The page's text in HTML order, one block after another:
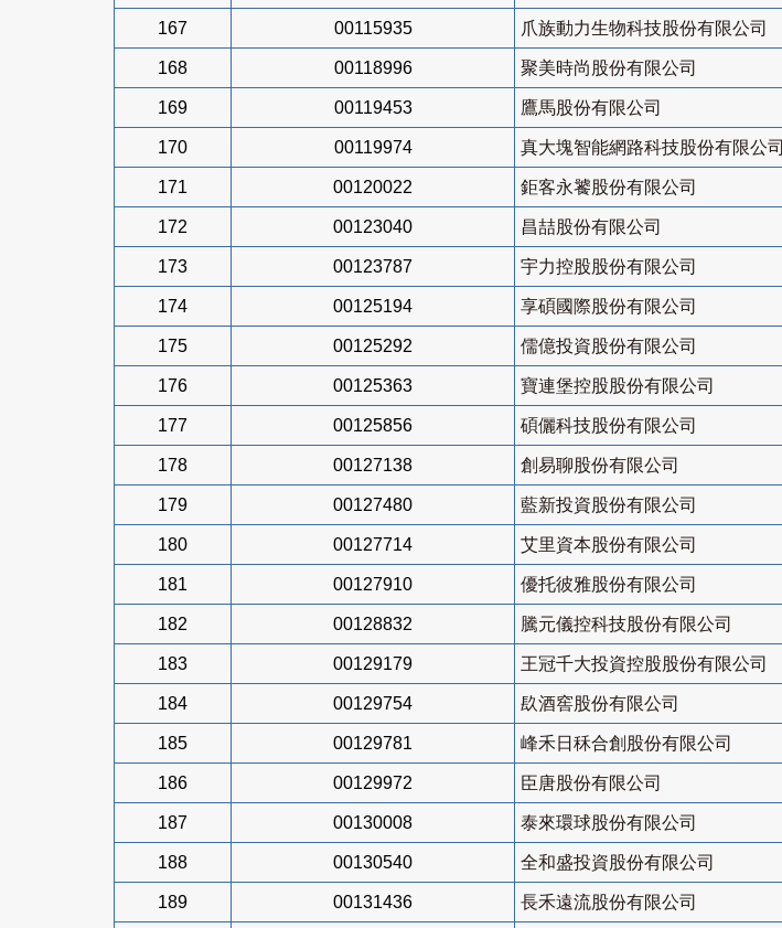
167 00115935 爪族動力生物科技股份有限公司
168 00118996 聚美時尚股份有限公司
169 00119453 鷹馬股份有限公司
170 00119974 真大塊智能網路科技股份有限公司
171 00120022 鉅客永饕股份有限公司
172 00123040 昌喆股份有限公司
173 00123787 宇力控股股份有限公司
174 00125194 享碩國際股份有限公司
175 00125292 儒億投資股份有限公司
176 00125363 寶連堡控股股份有限公司
177 00125856 碩儷科技股份有限公司
178 00127138 創易聊股份有限公司
179 00127480 藍新投資股份有限公司
180 00127714 艾里資本股份有限公司
181 00127910 優托彼雅股份有限公司
182 00128832 騰元儀控科技股份有限公司
183 00129179 王冠千大投資控股股份有限公司
184 00129754 镹酒窖股份有限公司
185 00129781 峰禾日秝合創股份有限公司
186 00129972 臣唐股份有限公司
187 00130008 泰來環球股份有限公司
188 00130540 全和盛投資股份有限公司
189 00131436 長禾遠流股份有限公司